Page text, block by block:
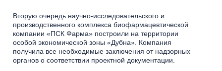
Вторую очередь научно-исследовательского и
производственного комплекса биофармацевтической
компании «ПСК Фарма» построили на территории
особой экономической зоны «Дубна». Компания
получила все необходимые заключения от надзорных
органов о соответствии проектной документации.